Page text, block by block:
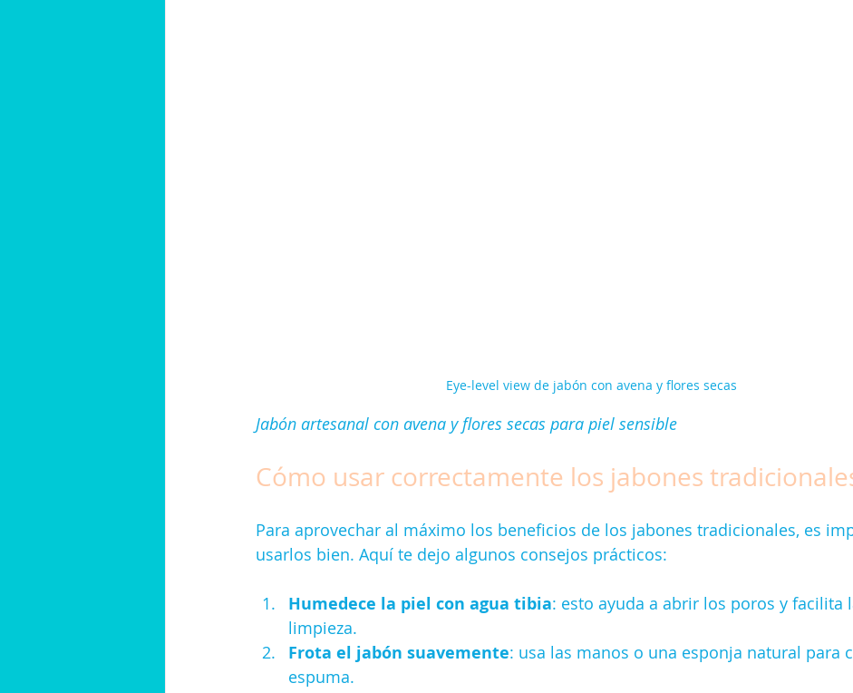
Eye-level view de jabón con avena y flores secas
Jabón artesanal con avena y flores secas para piel sensible
Cómo usar correctamente los jabones
Para aprovechar al máximo los beneficios de los jabones tradicionales, es
usarlos bien. Aquí te dejo algunos consejos prácticos:
Humedece la piel con agua tibia: esto ayuda a abrir los poros y facilita
limpieza.
Frota el jabón suavemente: usa las manos o una esponja natural para
espuma.